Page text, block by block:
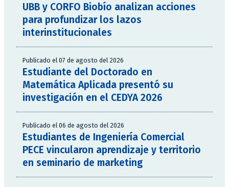
UBB y CORFO Biobío analizan acciones
para profundizar los lazos
interinstitucionales
Publicado el 07 de agosto del 2026
Estudiante del Doctorado en
Matemática Aplicada presentó su
investigación en el CEDYA 2026
Publicado el 06 de agosto del 2026
Estudiantes de Ingeniería Comercial
PECE vincularon aprendizaje y territorio
en seminario de marketing